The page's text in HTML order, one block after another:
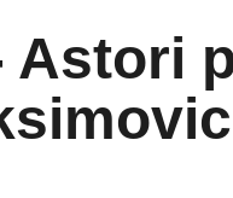
Astori